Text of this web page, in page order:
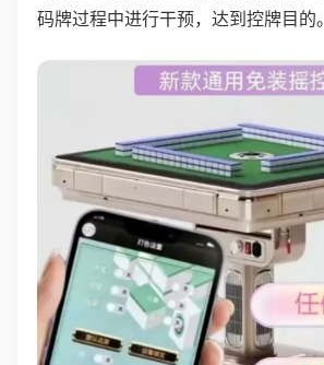
码牌过程中进行干预，达到控牌目的。